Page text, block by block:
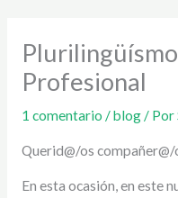
Profesional
1 comentario /blog/ Por
Querid@/os compañer@/
En esta ocasión, en este